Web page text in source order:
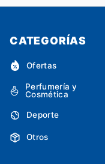
CATEGORÍAS
Ofertas
Perfumería y
Cosmética
Deporte
Otros